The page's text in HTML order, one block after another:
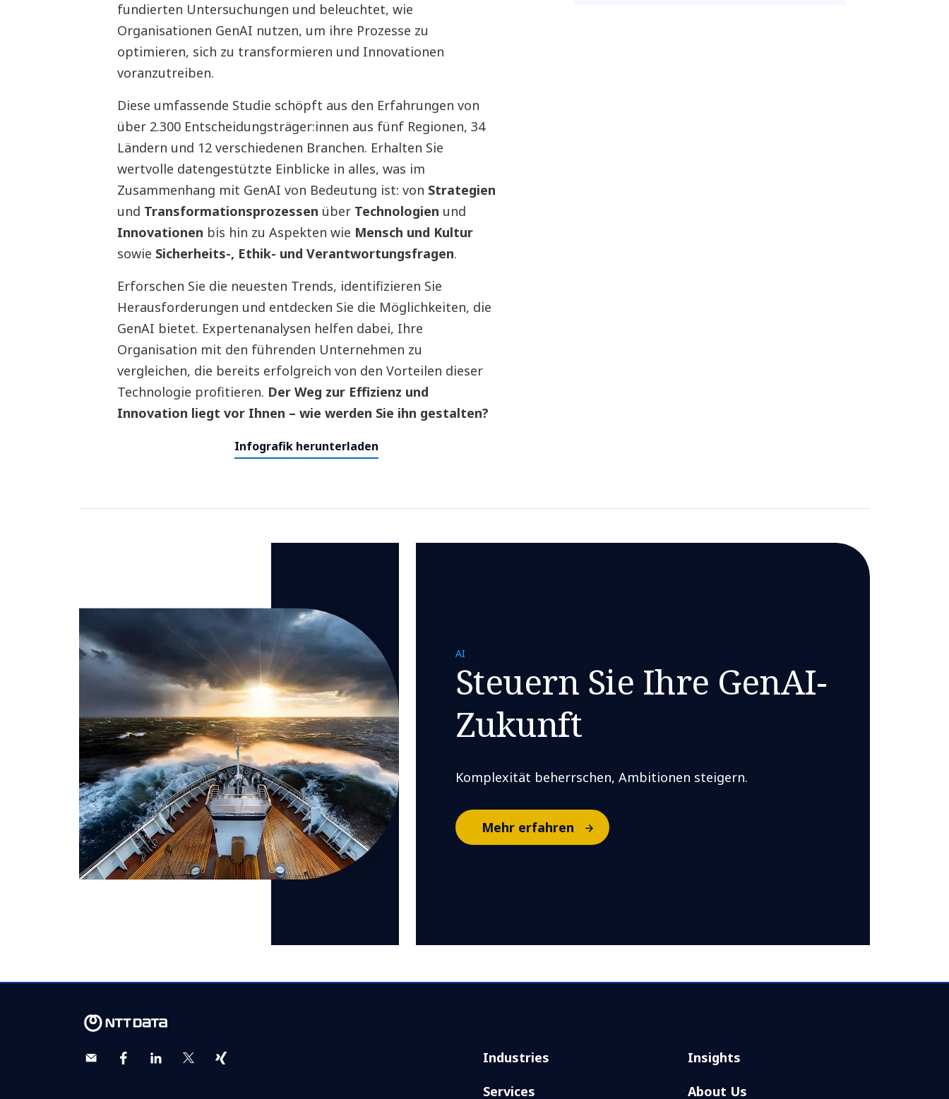
fundierten Untersuchungen und beleuchtet, wie
Organisationen GenAI nutzen, um ihre Prozesse zu
optimieren, sich zu transformieren und Innovationen
voranzutreiben.
Diese umfassende Studie schöpft aus den Erfahrungen von
über 2.300 Entscheidungsträger:innen aus fünf Regionen, 34
Ländern und 12 verschiedenen Branchen. Erhalten Sie
wertvolle datengestützte Einblicke in alles, was im
Zusammenhang mit GenAI von Bedeutung ist: von Strategien
und Transformationsprozessen über Technologien und
Innovationen bis hin zu Aspekten wie Mensch und Kultur
sowie Sicherheits-, Ethik- und Verantwortungsfragen.
Erforschen Sie die neuesten Trends, identifizieren Sie
Herausforderungen und entdecken Sie die Möglichkeiten, die
GenAI bietet. Expertenanalysen helfen dabei, Ihre
Organisation mit den führenden Unternehmen zu
vergleichen, die bereits erfolgreich von den Vorteilen dieser
Technologie profitieren. Der Weg zur Effizienz und
Innovation liegt vor Ihnen – wie werden Sie ihn gestalten?
Infografik herunterladen
AI
Steuern Sie Ihre GenAI-
Zukunft
Komplexität beherrschen, Ambitionen steigern.
Mehr erfahren
Industries
Services
Insights
About Us